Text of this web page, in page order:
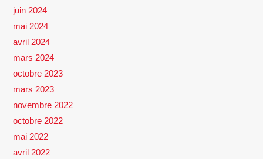
juin 2024
mai 2024
avril 2024
mars 2024
octobre 2023
mars 2023
novembre 2022
octobre 2022
mai 2022
avril 2022